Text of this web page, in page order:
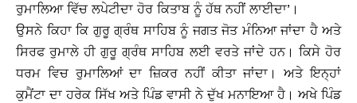
ਰੁਮਾਲਿਆ ਵਿੱਚ ਲਪੇਟੀਦਾ ਹੋਰ ਕਿਤਾਬ ਨੂੰ ਹੱਥ ਨਹੀਂ ਲਾਈਦਾ’।
ਉਸਨੇ ਕਿਹਾ ਕਿ ਗੁਰੂ ਗ੍ਰੰਥ ਸਾਹਿਬ ਨੂੰ ਜਗਤ ਜੋਤ ਮੰਨਿਆ ਜਾਂਦਾ ਹੈ ਅਤੇ
ਸਿਰਫ ਰੁਮਾਲੇ ਹੀ ਗੁਰੂ ਗ੍ਰੰਥ ਸਾਹਿਬ ਲਈ ਵਰਤੇ ਜਾਂਦੇ ਹਨ। ਕਿਸੇ ਹੋਰ
ਧਰਮ ਵਿਚ ਰੁਮਾਲਿਆਂ ਦਾ ਜ਼ਿਕਰ ਨਹੀਂ ਕੀਤਾ ਜਾਂਦਾ। ਅਤੇ ਇਨ੍ਹਾਂ
ਕੁਮੈਂਟਾ ਦਾ ਹਰੇਕ ਸਿੱਖ ਅਤੇ ਪਿੰਡ ਵਾਸੀ ਨੇ ਦੁੱਖ ਮਨਾਇਆ ਹੈ। ਅਖੇ ਪਿੰਡ